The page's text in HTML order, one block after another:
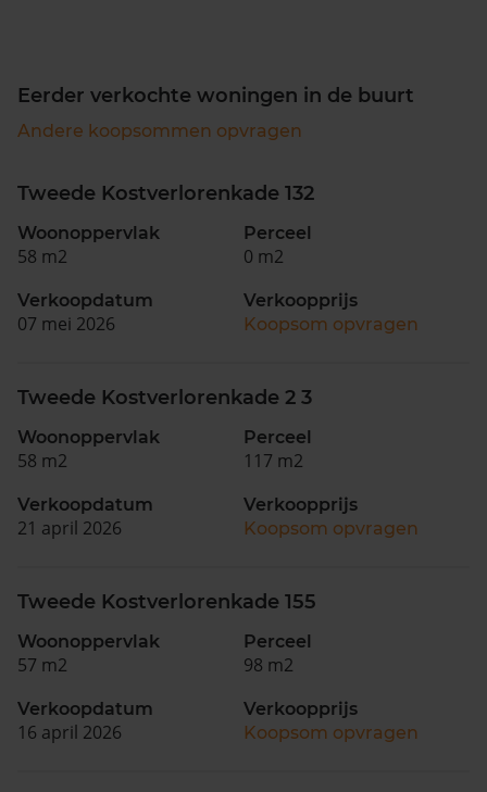
Eerder verkochte woningen in de buurt
Andere koopsommen opvragen
Tweede Kostverlorenkade 132
Woonoppervlak
58 m2
Perceel
0 m2
Verkoopdatum
07 mei 2026
Verkoopprijs
Koopsom opvragen
Tweede Kostverlorenkade 2 3
Woonoppervlak
58 m2
Perceel
117 m2
Verkoopdatum
21 april 2026
Verkoopprijs
Koopsom opvragen
Tweede Kostverlorenkade 155
Woonoppervlak
57 m2
Perceel
98 m2
Verkoopdatum
16 april 2026
Verkoopprijs
Koopsom opvragen